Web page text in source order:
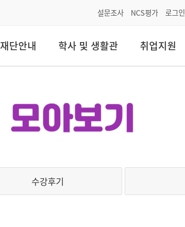
설문조사 NCS평가 로그인
재단안내 학사 및 생활관 취업지원
수강후기